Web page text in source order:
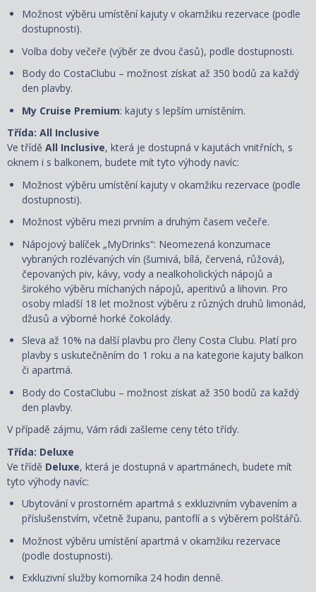
Možnost výběru umístění kajuty v okamžiku rezervace (podle
dostupnosti).
Volba doby večeře (výběr ze dvou časů), podle dostupnosti.
Body do CostaClubu – možnost získat až 350 bodů za každý
den plavby.
My Cruise Premium: kajuty s lepším umístěním.
Třída: All Inclusive
Ve třídě All Inclusive, která je dostupná v kajutách vnitřních, s
oknem i s balkonem, budete mít tyto výhody navíc:
Možnost výběru umístění kajuty v okamžiku rezervace (podle
dostupnosti).
Možnost výběru mezi prvním a druhým časem večeře.
Nápojový balíček „MyDrinks“: Neomezená konzumace
vybraných rozlévaných vín (šumivá, bílá, červená, růžová),
čepovaných piv, kávy, vody a nealkoholických nápojů a
širokého výběru míchaných nápojů, aperitivů a lihovin. Pro
osoby mladší 18 let možnost výběru z různých druhů limonád,
džusů a výborné horké čokolády.
Sleva až 10% na další plavbu pro členy Costa Clubu. Platí pro
plavby s uskutečněním do 1 roku a na kategorie kajuty balkon
či apartmá.
Body do CostaClubu – možnost získat až 350 bodů za každý
den plavby.
V případě zájmu, Vám rádi zašleme ceny této třídy.
Třída: Deluxe
Ve třídě Deluxe, která je dostupná v apartmánech, budete mít
tyto výhody navíc:
Ubytování v prostorném apartmá s exkluzivním vybavením a
příslušenstvím, včetně županu, pantoflí a s výběrem polštářů.
Možnost výběru umístění apartmá v okamžiku rezervace
(podle dostupnosti).
Exkluzivní služby komorníka 24 hodin denně.